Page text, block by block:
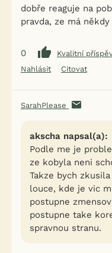
dobře reaguje na
pravda, ze má
0
Kvalitní
Nahlásit
Citovat
SarahPlease
akscha napsal(a):
Podle me je
ze kobyla neni
Takze bych
louce, kde je vic
postupne
postupne take
spravnou stranu.